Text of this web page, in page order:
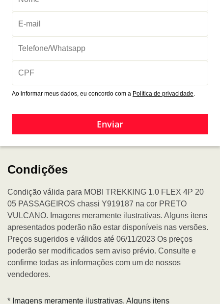
Condições
Condição válida para MOBI TREKKING 1.0 FLEX 4P 20
05 PASSAGEIROS chassi Y919187 na cor PRETO
VULCANO. Imagens meramente ilustrativas. Alguns itens
apresentados poderão não estar disponíveis nas versões.
Preços sugeridos e válidos até 06/11/2023 Os preços
poderão ser modificados sem aviso prévio. Consulte e
confirme todas as informações com um de nossos
vendedores.
* Imagens meramente ilustrativas. Alguns itens
Ao informar meus dados, eu concordo com a Política de privacidade
Enviar